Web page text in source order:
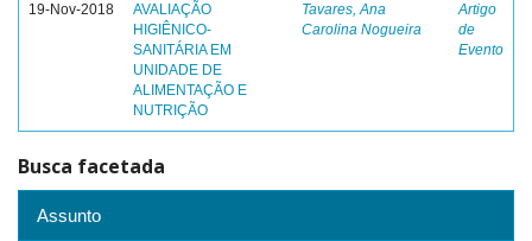
19-Nov-2018
AVALIAÇÃO
HIGIÊNICO-
SANITÁRIA EM
UNIDADE DE
ALIMENTAÇÃO E
NUTRIÇÃO
Tavares, Ana
Carolina Nogueira
Artigo
de
Evento
Busca facetada
Assunto